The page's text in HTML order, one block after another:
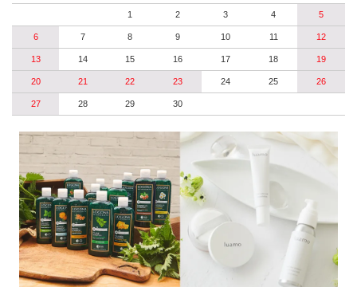
1 2 3 4 5
6 7 8 9 10 11 12
13 14 15 16 17 18 19
20 21 22 23 24 25 26
27 28 29 30